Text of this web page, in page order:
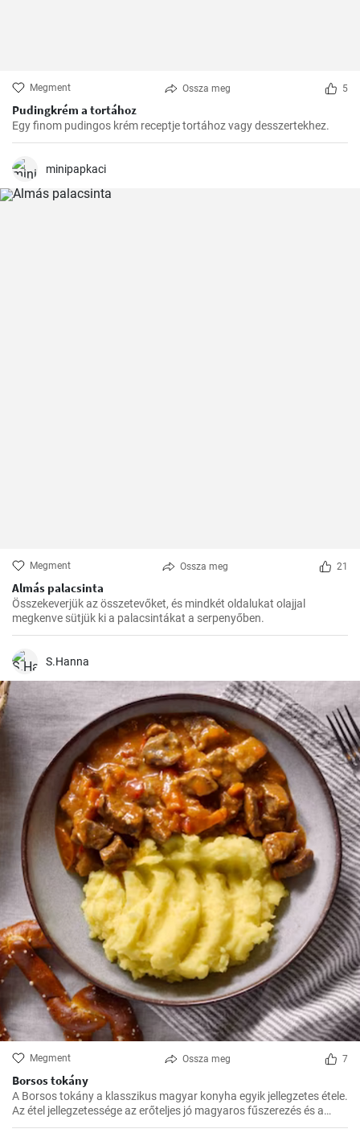
Megment Ossza meg 5
Pudingkrém a tortához
Egy finom pudingos krém receptje tortához vagy desszertekhez.
minipapkaci
Megment Ossza meg 21
Almás palacsinta
Összekeverjük az összetevőket, és mindkét oldalukat olajjal
megkenve sütjük ki a palacsintákat a serpenyőben.
S.Hanna
Megment Ossza meg 7
Borsos tokány
A Borsos tokány a klasszikus magyar konyha egyik jellegzetes étele.
Az étel jellegzetessége az erőteljes jó magyaros fűszerezés és a
hosszú, lassú főzés, melynek köszönhetően az ízek mindig